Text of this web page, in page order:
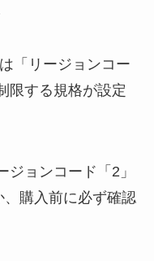
「リージョンコー
限する規格が設定
ジョンコード「2」
、購入前に必ず確認